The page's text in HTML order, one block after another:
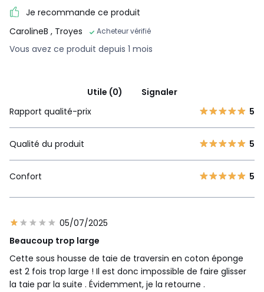
Je recommande ce produit
CarolineB , Troyes Acheteur vérifié
Vous avez ce produit depuis 1 mois
Utile (0)
Signaler
Rapport qualité-prix
5
Qualité du produit 5
Confort 5
05/07/2025
Beaucoup trop large
Cette sous housse de taie de traversin en coton éponge
est 2 fois trop large ! Il est donc impossible de faire glisser
la taie par la suite . Évidemment, je la retourne .